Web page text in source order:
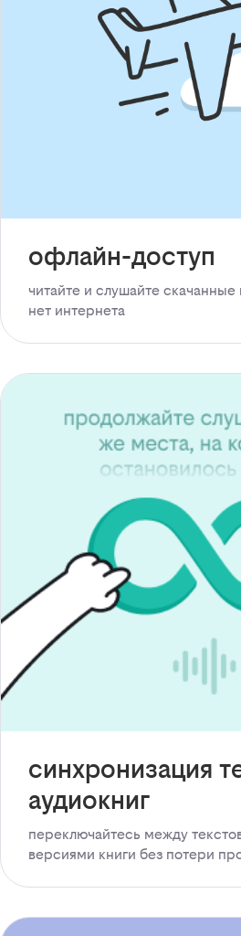
офлайн-доступ
читайте и слушайте
нет интернета
синхронизация
аудиокниг
переключайтесь между
версиями книги без потери